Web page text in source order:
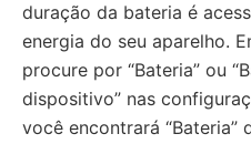
duração da bateria é
energia do seu aparelho.
procure por “Bateria” ou
dispositivo” nas
você encontrará “Bateria”